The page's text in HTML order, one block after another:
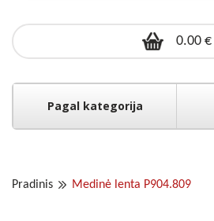
0.00 €
Pagal kategorija
Pradinis Medinė lenta P904.809